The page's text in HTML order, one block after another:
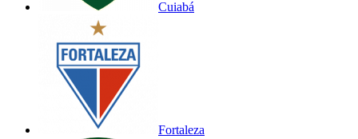
Cuiabá
Fortaleza